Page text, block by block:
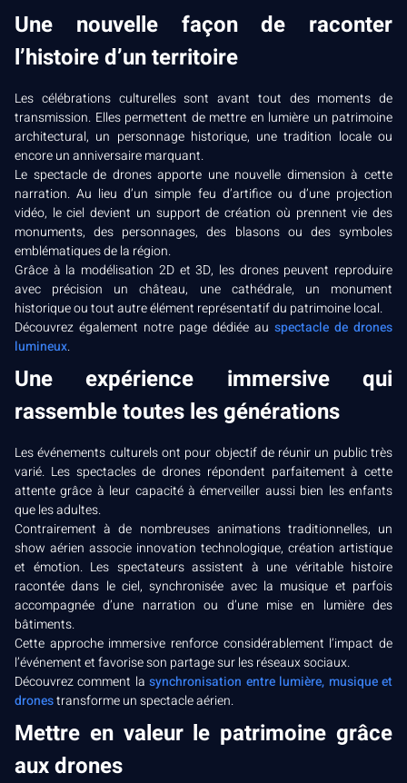
Une nouvelle façon de raconter
l’histoire d’un territoire
Les célébrations culturelles sont avant tout des moments de
transmission. Elles permettent de mettre en lumière un patrimoine
architectural, un personnage historique, une tradition locale ou
encore un anniversaire marquant.
Le spectacle de drones apporte une nouvelle dimension à cette
narration. Au lieu d’un simple feu d’artifice ou d’une projection
vidéo, le ciel devient un support de création où prennent vie des
monuments, des personnages, des blasons ou des symboles
emblématiques de la région.
Grâce à la modélisation 2D et 3D, les drones peuvent reproduire
avec précision un château, une cathédrale, un monument
historique ou tout autre élément représentatif du patrimoine local.
Découvrez également notre page dédiée au spectacle de drones
lumineux.
Une expérience immersive qui
rassemble toutes les générations
Les événements culturels ont pour objectif de réunir un public très
varié. Les spectacles de drones répondent parfaitement à cette
attente grâce à leur capacité à émerveiller aussi bien les enfants
que les adultes.
Contrairement à de nombreuses animations traditionnelles, un
show aérien associe innovation technologique, création artistique
et émotion. Les spectateurs assistent à une véritable histoire
racontée dans le ciel, synchronisée avec la musique et parfois
accompagnée d’une narration ou d’une mise en lumière des
bâtiments.
Cette approche immersive renforce considérablement l’impact de
l’événement et favorise son partage sur les réseaux sociaux.
Découvrez comment lasynchronisation entre lumière, musique et
dronestransforme un spectacle aérien.
Mettre en valeur le patrimoine grâce
aux drones